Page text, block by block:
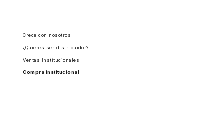
Crece con nosotros
¿Quieres ser distribuidor?
Ventas Institucionales
Compra institucional